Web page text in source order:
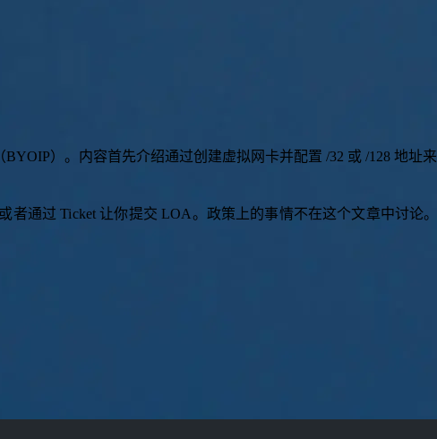
（BYOIP） 。 内容首先介绍通过创 建虚拟 网 卡并配置 /32 或 /1 28 地址来
通过 Ticket 让你提交 LOA。政策上的事情不在这个文章中讨论。